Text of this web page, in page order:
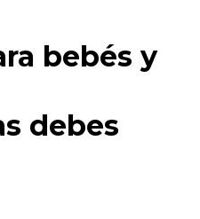
bebés y
debes